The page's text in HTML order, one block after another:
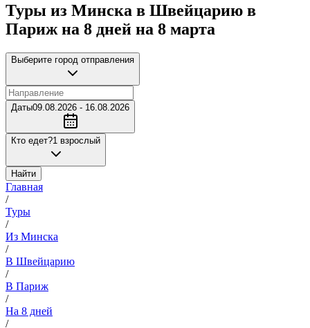
Туры из Минска в Швейцарию в
Париж на 8 дней на 8 марта
Выберите город отправления
Даты09.08.2026 - 16.08.2026
Кто едет?1 взрослый
Найти
Главная
/
Туры
/
Из Минска
/
В Швейцарию
/
В Париж
/
На 8 дней
/